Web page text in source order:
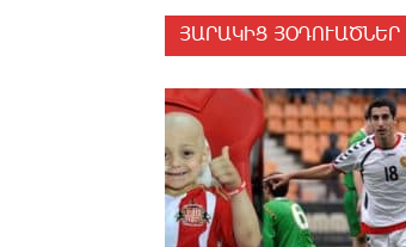
ՅԱՐԱԿԻՑ ՅՕԴՈՒԱԾՆԵՐ